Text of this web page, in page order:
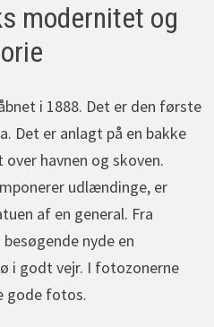
modernitet og
i 1888. Det er den første
Det er anlagt på en bakke
havnen og skoven.
udlændinge, er
af en general. Fra
nyde en
i godt vejr. I fotozonerne
gode fotos.